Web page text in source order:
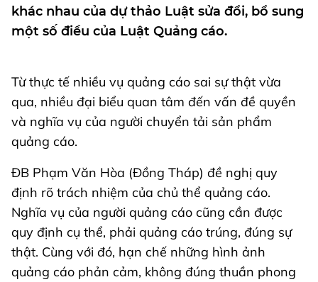
khác nhau của dự thảo Luật sửa đổi, bổ sung
một số điều của Luật Quảng cáo.
Từ thực tế nhiều vụ quảng cáo sai sự thật vừa
qua, nhiều đại biểu quan tâm đến vấn đề quyền
và nghĩa vụ của người chuyển tải sản phẩm
quảng cáo.
ĐB Phạm Văn Hòa (Đồng Tháp) đề nghị quy
định rõ trách nhiệm của chủ thể quảng cáo.
Nghĩa vụ của người quảng cáo cũng cần được
quy định cụ thể, phải quảng cáo trúng, đúng sự
thật. Cùng với đó, hạn chế những hình ảnh
quảng cáo phản cảm, không đúng thuần phong